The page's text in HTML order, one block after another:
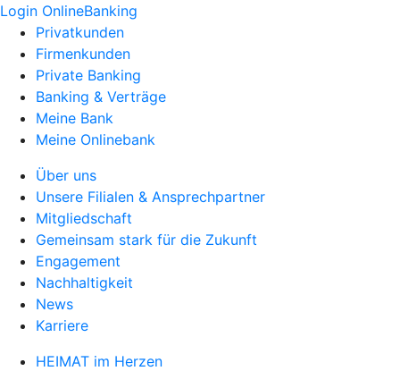
Login OnlineBanking
Privatkunden
Firmenkunden
Private Banking
Banking & Verträge
Meine Bank
Meine Onlinebank
Über uns
Unsere Filialen & Ansprechpartner
Mitgliedschaft
Gemeinsam stark für die Zukunft
Engagement
Nachhaltigkeit
News
Karriere
HEIMAT im Herzen